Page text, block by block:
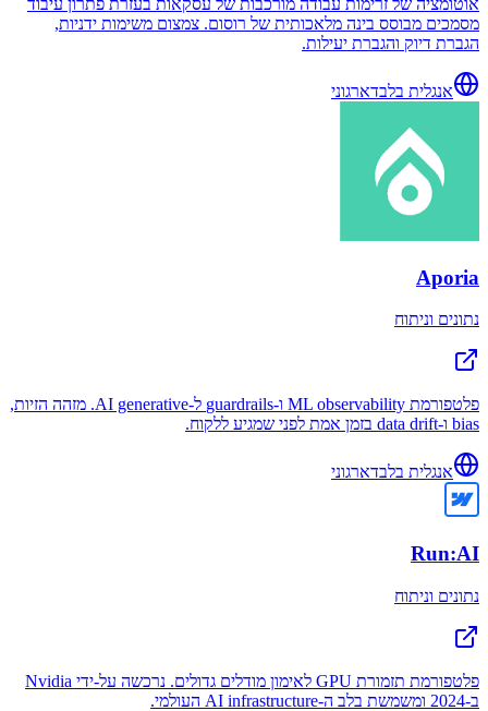
אוטומציה של זרימות עבודה מורכבות של עסקאות בעזרת פתרון עיבוד
מסמכים מבוסס בינה מלאכותית של רוסום. צמצום משימות ידניות,
הגברת דיוק והגברת יעילות.
אנגלית בלבדארגוני
Aporia
נתונים וניתוח
פלטפורמת ML observability ו-guardrails ל-AI generative. מזהה הזיות,
bias ו-data drift בזמן אמת לפני שמגיע ללקוח.
אנגלית בלבדארגוני
Run:AI
נתונים וניתוח
פלטפורמת תזמורת GPU לאימון מודלים גדולים. נרכשה על-ידי Nvidia
ב-2024 ומשמשת בלב ה-AI infrastructure העולמי.